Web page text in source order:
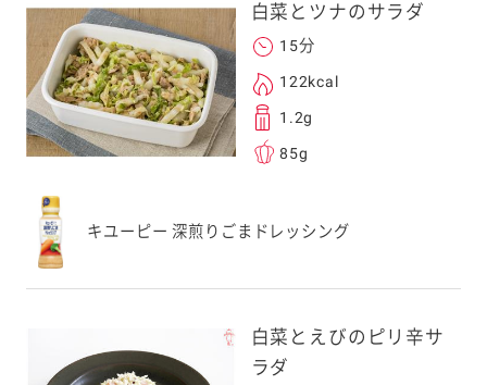
ドメイン指定受信
します。
レスは、本サービ
。当社はこの情報
ことはございませ
白菜とツナのサラダ
15分
122kcal
1.2g
85g
キユーピー 深煎りごまドレッシング
白菜とえびのピリ辛サ
ラダ